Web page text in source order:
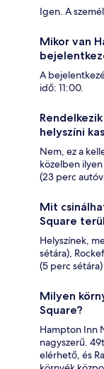
Igen. A
Mikor van
A
idő: 11:00.
helyszíni
Nem, ez a
közelben
(23 perc
Mit
Square
Helyszínek,
sétára),
(5 perc
Milyen
Square?
Hampton Inn
nagyszerű.
elérhető, és